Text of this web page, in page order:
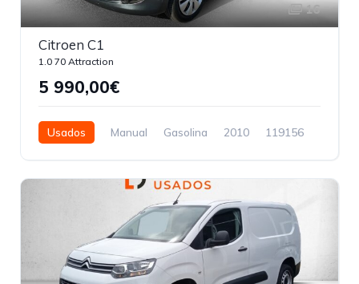
16
Citroen C1
1.0 70 Attraction
5 990,00€
Usados Manual Gasolina 2010
119156